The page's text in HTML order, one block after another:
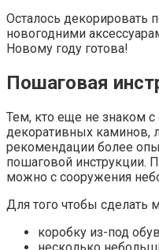
Осталось декорировать
новогодними
Новому году готова!
Пошаговая
Тем, кто еще не знаком с
декоративных каминов,
рекомендации более
пошаговой инструкции.
можно с сооружения
Для того чтобы сделать
коробку из-под